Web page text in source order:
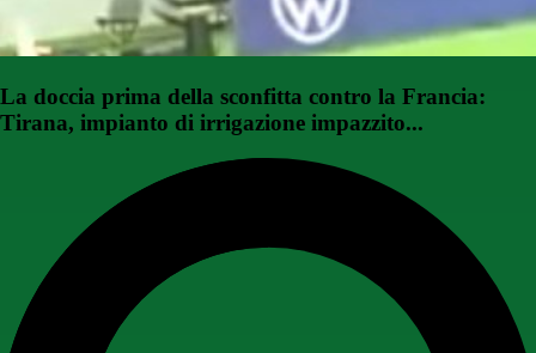
La doccia prima della sconfitta contro la Francia:
Tirana, impianto di irrigazione impazzito...